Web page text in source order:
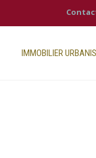
IMMOBILIER